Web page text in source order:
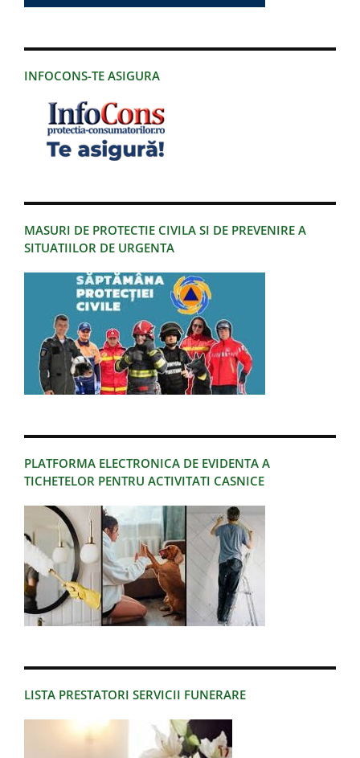
INFOCONS-TE ASIGURA
MASURI DE PROTECTIE CIVILA SI DE PREVENIRE A
SITUATIILOR DE URGENTA
PLATFORMA ELECTRONICA DE EVIDENTA A
TICHETELOR PENTRU ACTIVITATI CASNICE
LISTA PRESTATORI SERVICII FUNERARE